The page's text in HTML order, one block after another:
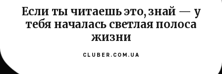
Если ты читаешь это, знай — у
тебя началась светлая полоса
жизни
CLUBER.COM.UA